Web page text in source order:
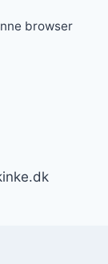
browser